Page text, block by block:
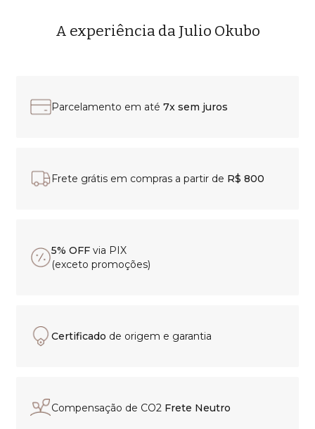
A experiência da Julio Okubo
Parcelamento em até 7x sem juros
Frete grátis em compras a partir de R$ 800
5% OFF via PIX
(exceto promoções)
Certificado de origem e garantia
Compensação de CO2 Frete Neutro